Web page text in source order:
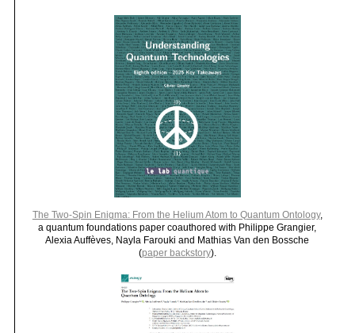
The Two-Spin Enigma: From the Helium Atom to Quantum Ontology,
a quantum foundations paper coauthored with Philippe Grangier,
Alexia Auffèves, Nayla Farouki and Mathias Van den Bossche
(paper backstory).